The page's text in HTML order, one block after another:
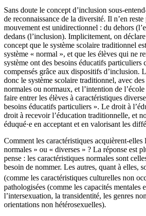
Sans doute le concept d’inclusion sous-
de reconnaissance de la diversité. Il n’en
mouvement est unidirectionnel : du dehors
dedans (l’inclusion). Implicitement, on
concept que le système scolaire traditionnel
système « normal », et que les élèves qui ne
système ont des besoins éducatifs particuliers
compensés grâce aux dispositifs d’inclusion.
donc le système scolaire traditionnel, avec des
normales ou normaux, et l’intention de
faire entrer les élèves à caractéristiques
besoins éducatifs particuliers ». Le droit à
droit à recevoir l’éducation traditionnelle, et
éduqué·e en acceptant et en valorisant les
Comment les caractéristiques acquièrent-
normales » ou « diverses » ? La réponse est
pense : les caractéristiques normales sont
besoin de nommer. Les autres, quant à elles,
(comme les caractéristiques culturelles non
pathologisées (comme les capacités mentales
l’intersexuation, la transidentité, les genres
orientations non hétérosexuelles).